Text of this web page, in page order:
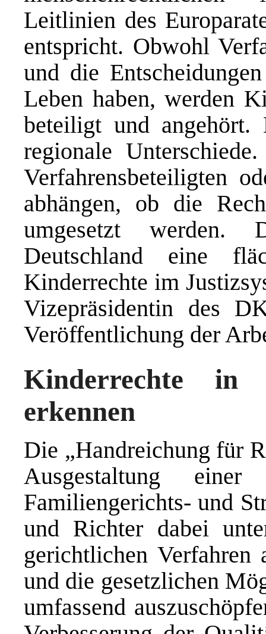
Leitlinien des
entspricht. Obwohl
und die
Leben haben, werden
beteiligt und angehört.
regionale
Verfahrensbeteiligten
abhängen, ob die
umgesetzt
Deutschland eine
Kinderrechte im
Vizepräsidentin des
Veröffentlichung der
Kinderrechte in
erkennen
Die „Handreichung für
Ausgestaltung
Familiengerichts- und
und Richter dabei
gerichtlichen Verfahren
und die gesetzlichen
umfassend